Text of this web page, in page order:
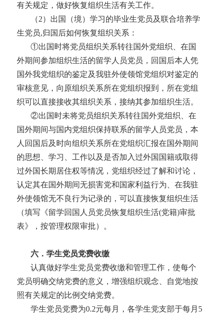
有关规定，做好恢复组织生活有关工作。
（2）出国（境）学习的毕业生党员及联合培养学
生党员,归国后如何恢复组织关系：
①出国时将党员组织关系转往国外党组织、在国
外期间参加组织生活的留学人员党员，回国后本人凭
国外我党组织的鉴定及我驻外使领馆党组织对鉴定的
审核意见，向原组织关系所在党组织报到，所在党组
织可以直接接收其组织关系，接纳其参加组织生活。
②出国时未将党员组织关系转往国外党组织、在
国外期间与国内党组织保持联系的留学人员党员，本
人回国后及时向组织关系所在党组织汇报在国外期间
的思想、学习、工作以及是否加入过外国国籍或取得
过外国长期居住权等情况，党组织经过了解和讨论，
认定其在国外期间无损害党和国家利益行为、在我驻
外使领馆无不良行为记录的，可以直接恢复组织生活
（填写《留学回国人员党员恢复组织生活(党籍)审批
表》，按管理权限审批）。
六．学生党员党费收缴
认真做好学生党员党费收缴和管理工作，使每个
党员明确交纳党费的意义，增强组织观念、自觉地按
照有关规定的比例交纳党费。
学生党员党费为0.2元每月，各学生党支部于每月5